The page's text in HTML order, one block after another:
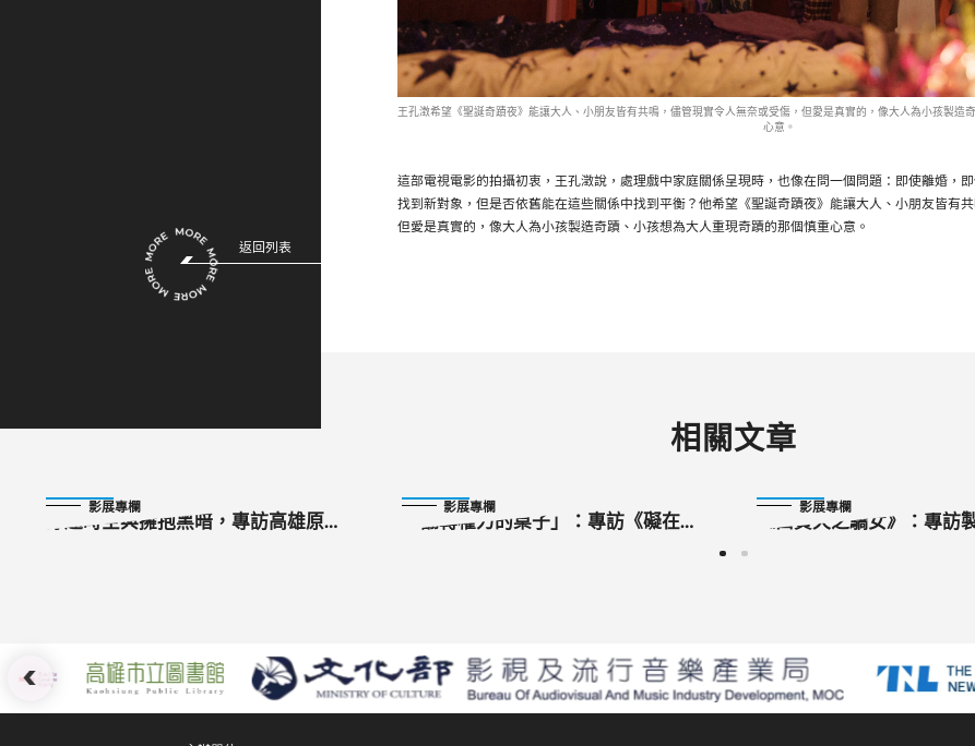
王孔澂希望《聖誕奇蹟夜》能讓大人、小朋友皆有共鳴，儘管現實令人無奈或受傷，但愛是真實的，像大人為小孩製造
心意。
這部電視電影的拍攝初衷，王孔澂說，處理戲中家庭關係呈現時，也像在問一個問題：即使離婚，
找到新對象，但是否依舊能在這些關係中找到平衡？他希望《聖誕奇蹟夜》能讓大人、小朋友皆有
但愛是真實的，像大人為小孩製造奇蹟、小孩想為大人重現奇蹟的那個慎重心意。
返回列表
相關文章
影展專欄
穿越時空與擁抱黑暗，專訪高雄原創
影展專欄
「翻轉權力的桌子」：專訪《礙在加
影展專欄
《西貢天之驕女》：專訪